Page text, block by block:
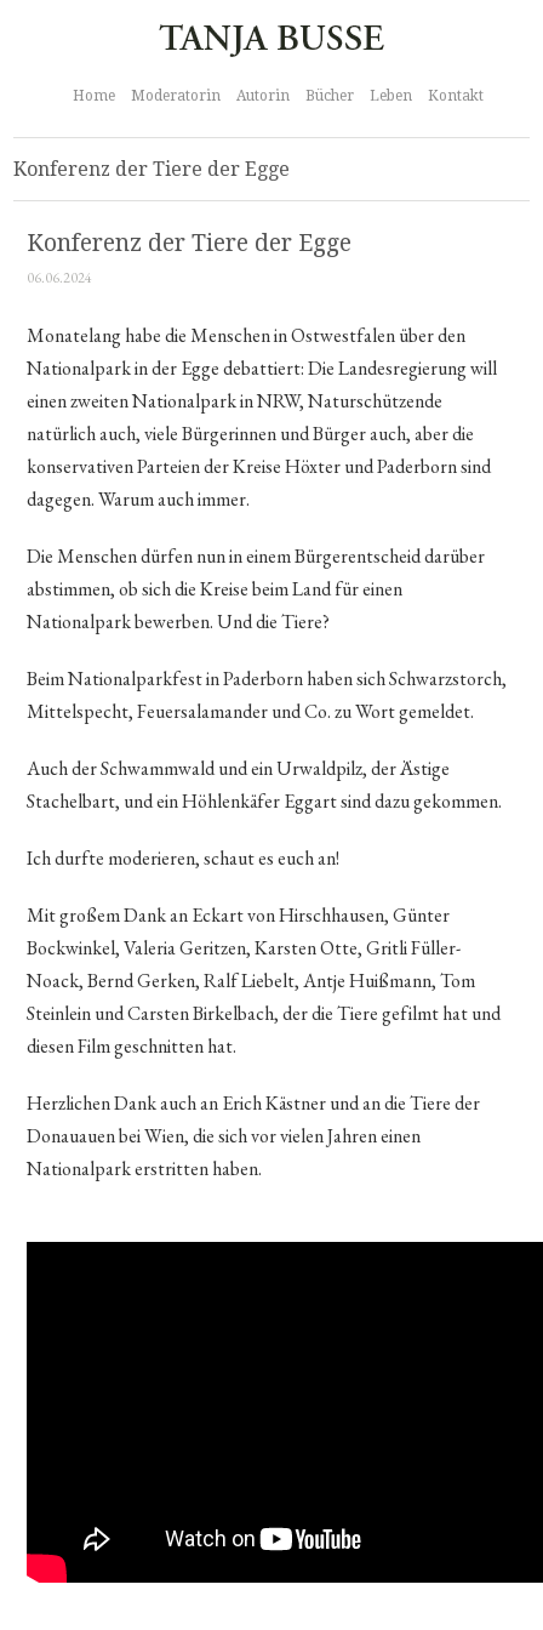
Home Moderatorin Autorin Bücher Leben Kontakt
Konferenz der Tiere der Egge
Konferenz der Tiere der Egge
06.06.2024
Monatelang habe die Menschen in Ostwestfalen über den
Nationalpark in der Egge debattiert: Die Landesregierung will
einen zweiten Nationalpark in NRW, Naturschützende
natürlich auch, viele Bürgerinnen und Bürger auch, aber die
konservativen Parteien der Kreise Höxter und Paderborn sind
dagegen. Warum auch immer.
Die Menschen dürfen nun in einem Bürgerentscheid darüber
abstimmen, ob sich die Kreise beim Land für einen
Nationalpark bewerben. Und die Tiere?
Beim Nationalparkfest in Paderborn haben sich Schwarzstorch,
Mittelspecht, Feuersalamander und Co. zu Wort gemeldet.
Auch der Schwammwald und ein Urwaldpilz, der Ästige
Stachelbart, und ein Höhlenkäfer Eggart sind dazu gekommen.
Ich durfte moderieren, schaut es euch an!
Mit großem Dank an Eckart von Hirschhausen, Günter
Bockwinkel, Valeria Geritzen, Karsten Otte, Gritli Füller-
Noack, Bernd Gerken, Ralf Liebelt, Antje Huißmann, Tom
Steinlein und Carsten Birkelbach, der die Tiere gefilmt hat und
diesen Film geschnitten hat.
Herzlichen Dank auch an Erich Kästner und an die Tiere der
Donauauen bei Wien, die sich vor vielen Jahren einen
Nationalpark erstritten haben.